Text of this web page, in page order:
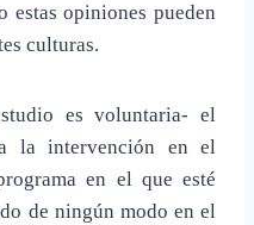
estas opiniones pueden
culturas.
es voluntaria- el
la intervención en el
en el que esté
de ningún modo en el